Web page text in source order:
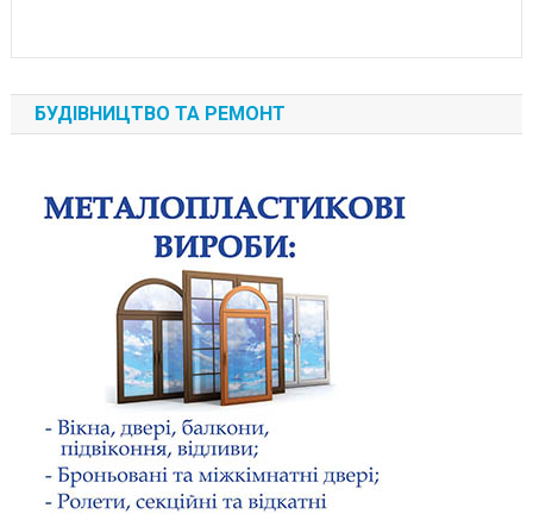
БУДІВНИЦТВО ТА РЕМОНТ